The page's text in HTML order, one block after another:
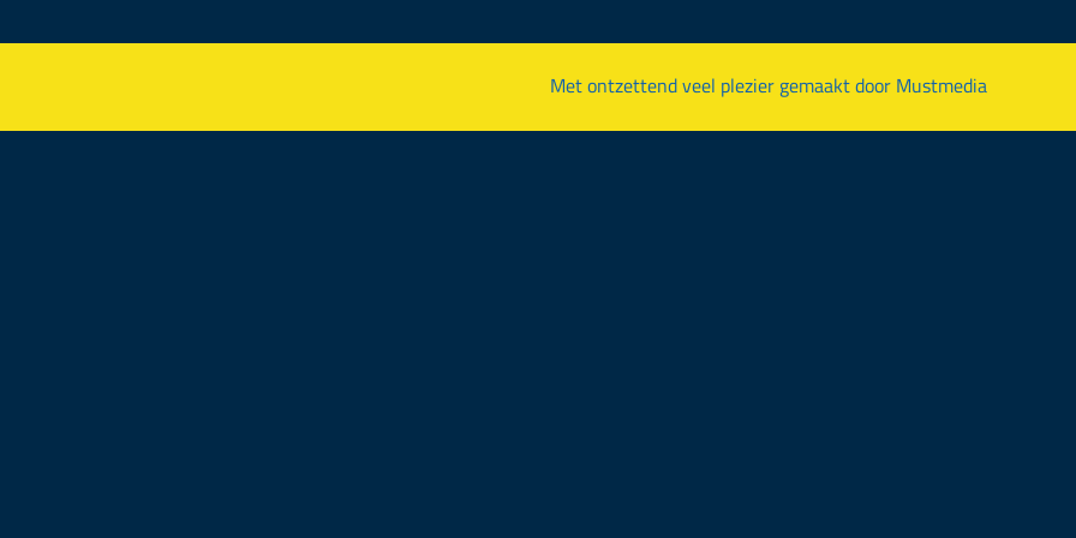
Met ontzettend veel plezier gemaakt door Mustmedia